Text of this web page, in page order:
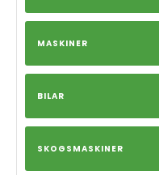
MASKINER
BILAR
SKOGSMASKINER